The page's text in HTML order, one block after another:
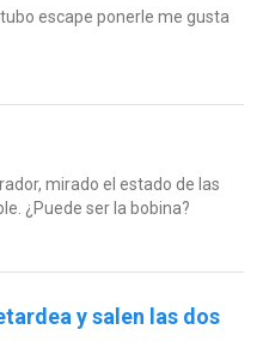
escape ponerle me gusta
mirado el estado de las
¿Puede ser la bobina?
y salen las dos